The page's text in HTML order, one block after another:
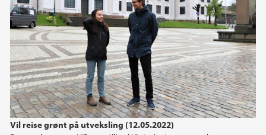
Vil reise grønt på utveksling (12.05.2022)
2023
2022
2021
2020
2019